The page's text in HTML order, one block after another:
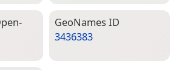
Geo­Names ID
3436383